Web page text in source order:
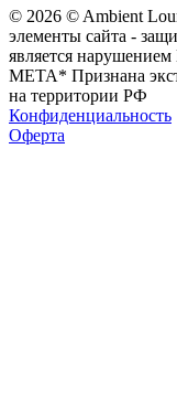
© 2026 © Ambient
элементы сайта -
является
МЕТА* Признана
на территории РФ
Конфиденциальность
Оферта